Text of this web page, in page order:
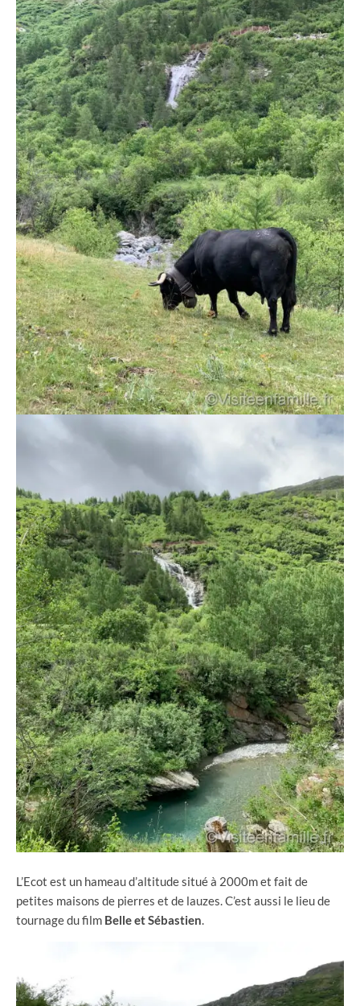
L’Ecot est un hameau d’altitude situé à 2000m et fait de
petites maisons de pierres et de lauzes. C’est aussi le lieu de
tournage du film Belle et Sébastien.